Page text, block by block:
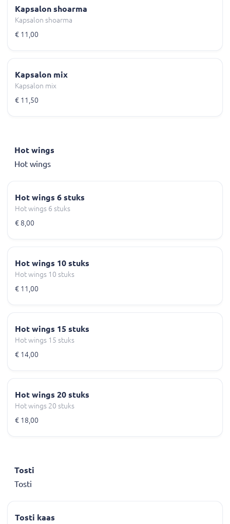
Kapsalon shoarma
Kapsalon shoarma
€ 11,00
Kapsalon mix
Kapsalon mix
€ 11,50
Hot wings
Hot wings
Hot wings 6 stuks
Hot wings 6 stuks
€ 8,00
Hot wings 10 stuks
Hot wings 10 stuks
€ 11,00
Hot wings 15 stuks
Hot wings 15 stuks
€ 14,00
Hot wings 20 stuks
Hot wings 20 stuks
€ 18,00
Tosti
Tosti
Tosti kaas